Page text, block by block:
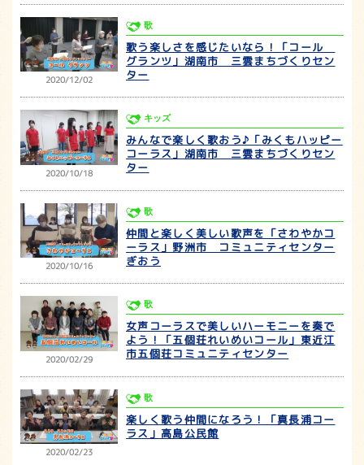
2020/12/02
歌
歌う楽しさを感じたいなら！「コール
グランツ」湖南市 三雲まちづくりセン
ター
2020/10/18
キッズ
みんなで楽しく歌おう♪「みくもハッピー
コーラス」湖南市 三雲まちづくりセン
ター
2020/10/16
歌
仲間と楽しく美しい歌声を「さわやかコ
ーラス」野洲市 コミュニティセンター
ぎおう
2020/02/29
歌
女声コーラスで美しいハーモニーを奏で
よう！「五個荘れいめいコール」東近江
市五個荘コミュニティセンター
2020/02/23
歌
楽しく歌う仲間になろう！「真長浦コー
ラス」高島公民館